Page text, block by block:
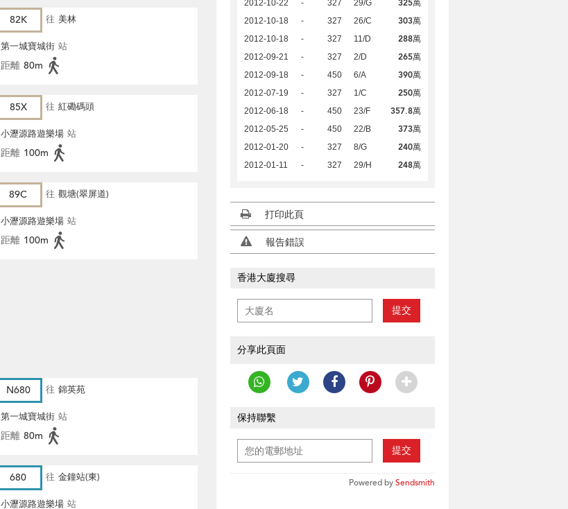
82K 往 美林
第一城寶城街 站
距離 80m
85X 往 紅磡碼頭
小瀝源路遊樂場 站
距離 100m
89C 往 觀塘(翠屏道)
小瀝源路遊樂場 站
距離 100m
N680 往 錦英苑
第一城寶城街 站
距離 80m
680 往 金鐘站(東)
小瀝源路遊樂場 站
2012-10-22 - 327 29/G 325萬
2012-10-18 - 327 26/C 303萬
2012-10-18 - 327 11/D 288萬
2012-09-21 - 327 2/D 265萬
2012-09-18 - 450 6/A 390萬
2012-07-19 - 327 1/C 250萬
2012-06-18 - 450 23/F 357.8萬
2012-05-25 - 450 22/B 373萬
2012-01-20 - 327 8/G 240萬
2012-01-11 - 327 29/H 248萬
打印此頁
報告錯誤
香港大廈搜尋
提交
分享此頁面
保持聯繫
提交
Powered bySendsmith